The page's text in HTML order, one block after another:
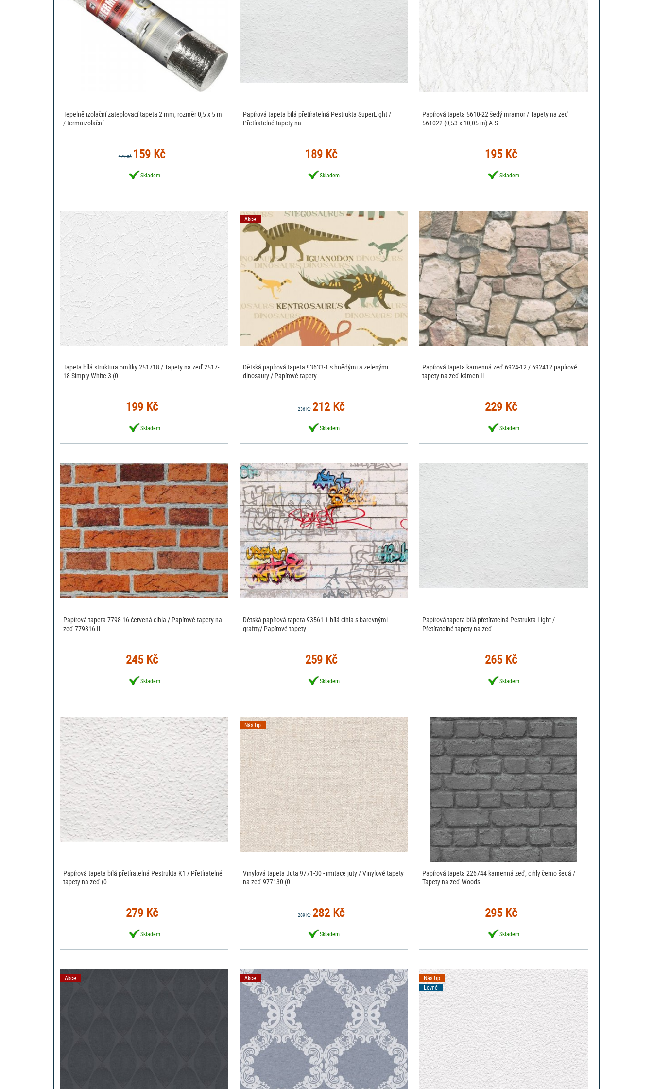
Tepelně izolační zateplovací tapeta 2 mm, rozměr 0,5 x 5 m
/ termoizolační…
179 Kč 159 Kč
Skladem
Papírová tapeta bílá přetíratelná Pestrukta SuperLight /
Přetíratelné tapety na…
189 Kč
Skladem
Papírová tapeta 5610-22 šedý mramor / Tapety na zeď
561022 (0,53 x 10,05 m) A.S…
195 Kč
Skladem
Tapeta bílá struktura omítky 251718 / Tapety na zeď 2517-
18 Simply White 3 (0…
199 Kč
Skladem
Akce
Dětská papírová tapeta 93633-1 s hnědými a zelenými
dinosaury / Papírové tapety…
236 Kč 212 Kč
Skladem
Papírová tapeta kamenná zeď 6924-12 / 692412 papírové
tapety na zeď kámen Il…
229 Kč
Skladem
Papírová tapeta 7798-16 červená cihla / Papírové tapety na
zeď 779816 Il…
245 Kč
Skladem
Dětská papírová tapeta 93561-1 bílá cihla s barevnými
grafity/ Papírové tapety…
259 Kč
Skladem
Papírová tapeta bílá přetíratelná Pestrukta Light /
Přetíratelné tapety na zeď …
265 Kč
Skladem
Papírová tapeta bílá přetíratelná Pestrukta K1 / Přetíratelné
tapety na zeď (0…
279 Kč
Skladem
Náš tip
Vinylová tapeta Juta 9771-30 - imitace juty / Vinylové tapety
na zeď 977130 (0…
289 Kč 282 Kč
Skladem
Papírová tapeta 226744 kamenná zeď, cihly černo šedá /
Tapety na zeď Woods…
295 Kč
Skladem
Akce Akce
Náš tip
Levné